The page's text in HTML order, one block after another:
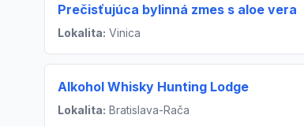
Prečisťujúca bylinná zmes s aloe vera
Lokalita: Vinica
Alkohol Whisky Hunting Lodge
Lokalita: Bratislava-Rača